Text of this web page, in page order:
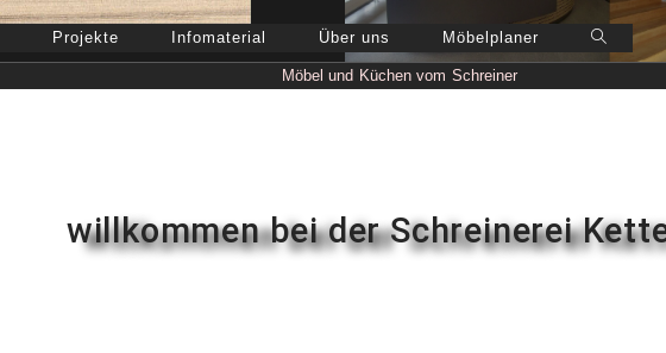
Projekte Infomaterial Über uns Möbelplaner
Möbel und Küchen vom Schreiner
willkommen bei der Schreinerei